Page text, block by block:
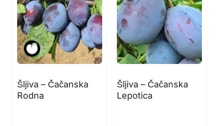
Šljiva – Čačanska
Rodna
Šljiva – Čačanska
Lepotica